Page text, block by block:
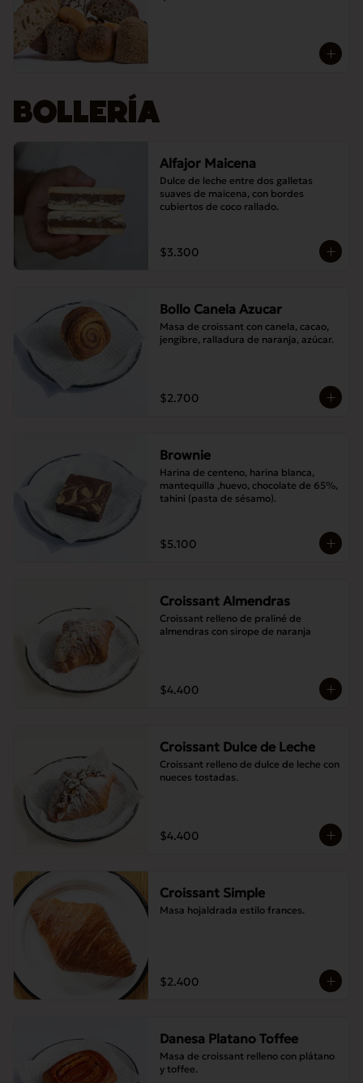
BOLLERÍA
Alfajor Maicena
Dulce de leche entre dos galletas
suaves de maicena, con bordes
cubiertos de coco rallado.
$3.300
Bollo Canela Azucar
Masa de croissant con canela, cacao,
jengibre, ralladura de naranja, azúcar.
$2.700
Brownie
Harina de centeno, harina blanca,
mantequilla ,huevo, chocolate de 65%,
tahini (pasta de sésamo).
$5.100
Croissant Almendras
Croissant relleno de praliné de
almendras con sirope de naranja
$4.400
Croissant Dulce de Leche
Croissant relleno de dulce de leche con
nueces tostadas.
$4.400
Croissant Simple
Masa hojaldrada estilo frances.
$2.400
Danesa Platano Toffee
Masa de croissant relleno con plátano
y toffee.